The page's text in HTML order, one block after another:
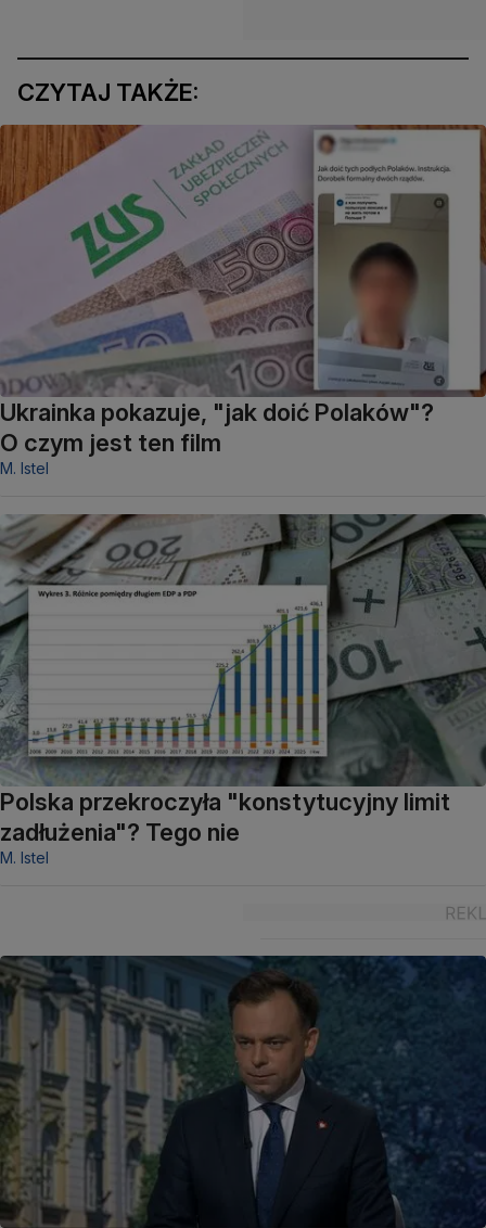
CZYTAJ TAKŻE:
Ukrainka pokazuje, "jak doić Polaków"?
O czym jest ten film
M. Istel
Polska przekroczyła "konstytucyjny limit
zadłużenia"? Tego nie
M. Istel